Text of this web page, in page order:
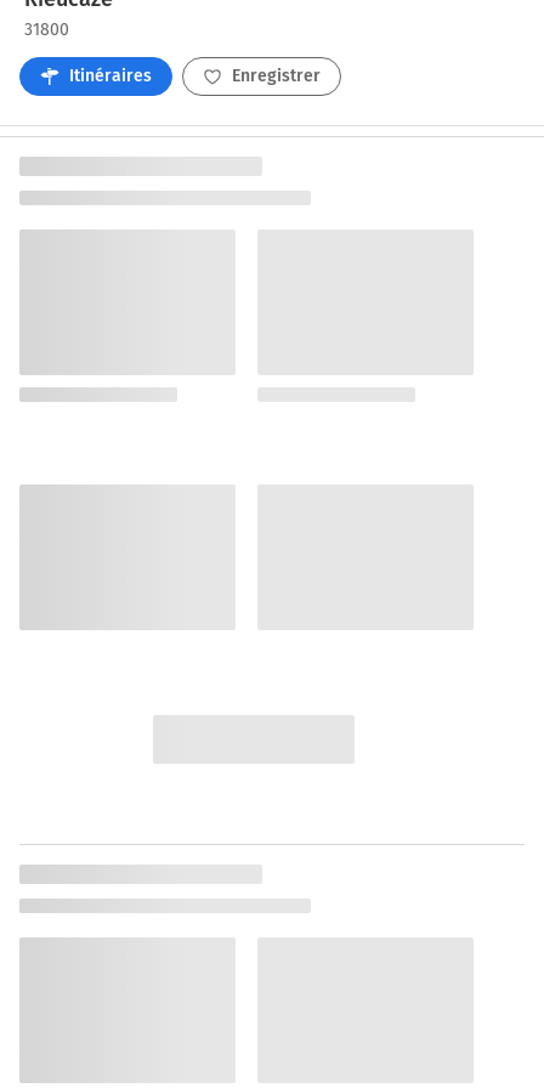
31800
Itinéraires Enregistrer